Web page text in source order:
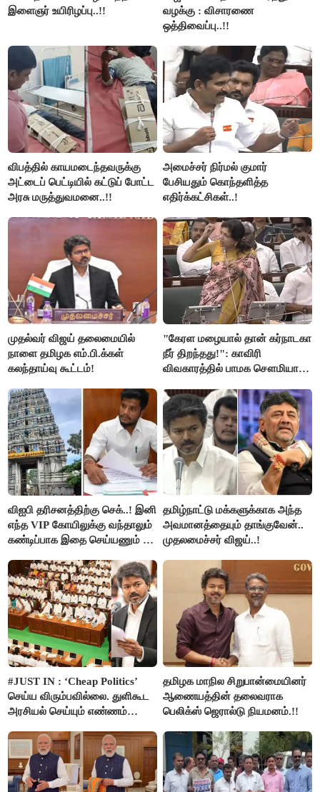
இளைஞர் உயிரிழப்பு..!!
வழக்கு : விசாரணை
ஒத்திவைப்பு..!!
விபத்தில் காயமடைந்தவருக்கு
அட்டைப் பெட்டியில் கட்டுப் போட்ட
அரசு மருத்துவமனை..!!
அமைச்சர் நிர்மல் குமார்
பேசியதும் கொந்தளித்த
எதிர்க்கட்சிகள்..!
முதல்வர் விஜய் தலைமையில்
நாளை தமிழக எம்.பி.க்கள்
கலந்தாய்வு கூட்டம்!
"கேரள மழையால் தான் கர்நாடகா
நீர் திறந்தது!": காவிரி
விவகாரத்தில் பாமக சௌமியா
விஐபி தரிசனத்திற்கு செக்..! இனி
எந்த VIP கோயிலுக்கு வந்தாலும்
கண்டிப்பாக இதை செய்யணும் -
தமிழ்நாட்டு மக்களுக்காக அந்த
அவமானத்தையும் தாங்குவேன்..
முதலமைச்சர் விஜய்..!
#JUST IN : ‘Cheap Politics’
செய்ய விரும்பவில்லை. துளிகூட
அரசியல் செய்யும் எண்ணம்
விஜய் பதில்!
தமிழக மாநில சிறுபான்மையினர்
ஆணையத்தின் தலைவராக
பெலிக்ஸ் ஜெரால்டு நியமனம்.!!